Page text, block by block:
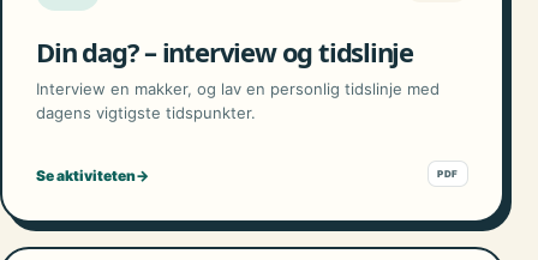
Din dag? – interview og tidslinje
Interview en makker, og lav en personlig tidslinje med
dagens vigtigste tidspunkter.
Se aktiviteten→ PDF